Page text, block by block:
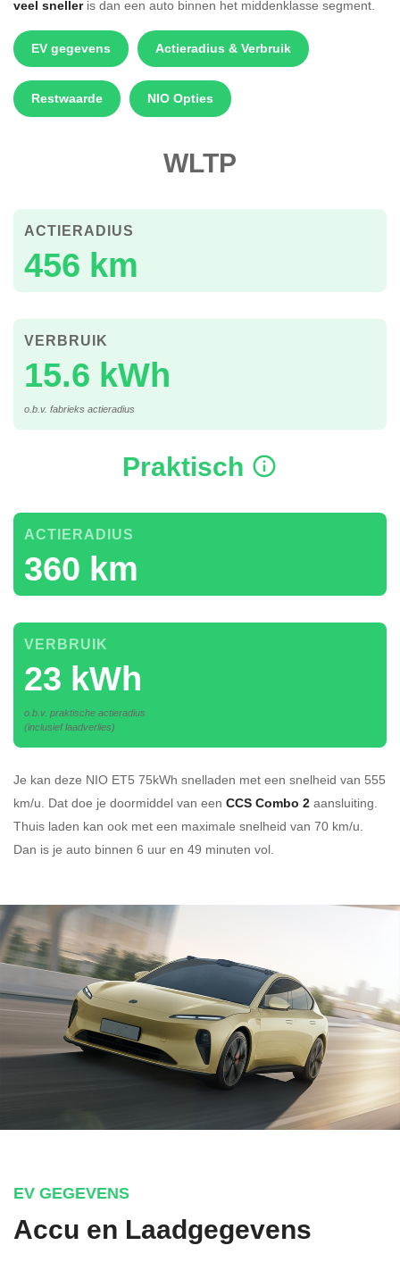
veel snelleris dan een auto binnen het middenklasse segment.
EV gegevens Actieradius & Verbruik
Restwaarde NIO Opties
WLTP
456 km
ACTIERADIUS
15.6 kWh
VERBRUIK
o.b.v. fabrieks actieradius
Praktisch
360 km
ACTIERADIUS
23 kWh
VERBRUIK
o.b.v. praktische actieradius
(inclusief laadverlies)
Je kan deze NIO ET5 75kWh snelladen met een snelheid van 555
km/u. Dat doe je doormiddel van een CCS Combo 2 aansluiting.
Thuis laden kan ook met een maximale snelheid van 70 km/u.
Dan is je auto binnen 6 uur en 49 minuten vol.
EV GEGEVENS
Accu en Laadgegevens